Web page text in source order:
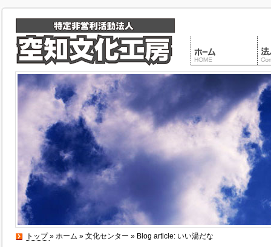
トップ» ホーム » 文化センター » Blog article: いい湯だな